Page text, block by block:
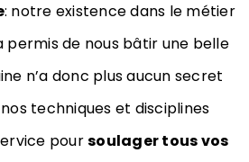
: notre existence dans le métier
permis de nous bâtir une belle
n’a donc plus aucun secret
techniques et disciplines
poursoulager tous vos